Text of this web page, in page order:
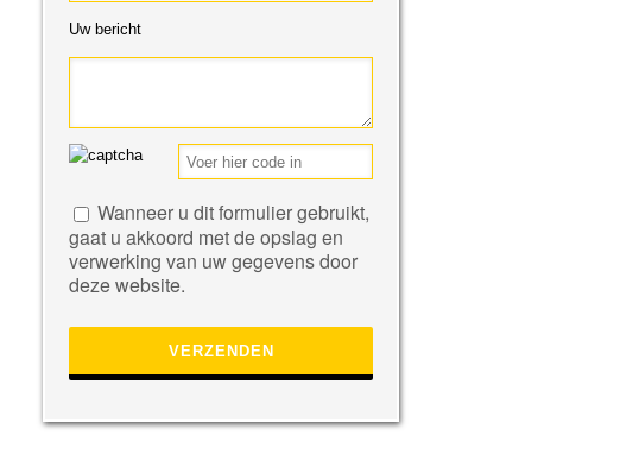
Uw bericht
dit
veld
leeg
te
Wanneer u dit formulier gebruikt,
gaat u akkoord met de opslag en
verwerking van uw gegevens door
deze website.